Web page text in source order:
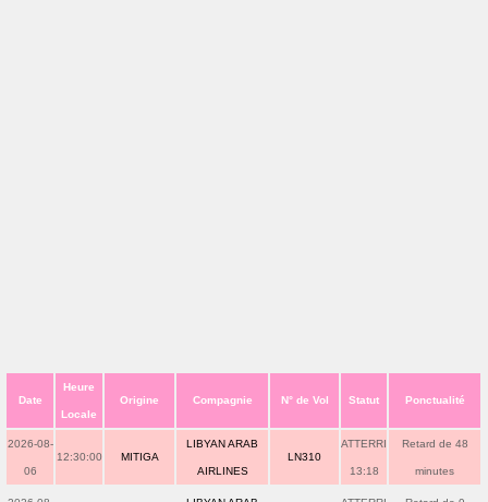
Date
Heure
Locale
Origine Compagnie N° de Vol Statut Ponctualité
2026-08-
06
12:30:00 MITIGA
LIBYAN ARAB
AIRLINES
LN310
ATTERRI
13:18
Retard de 48
minutes